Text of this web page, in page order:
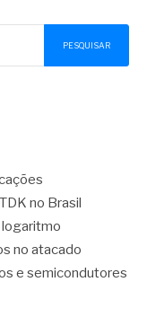
PESQUISAR
no Brasil
no atacado
e semicondutores